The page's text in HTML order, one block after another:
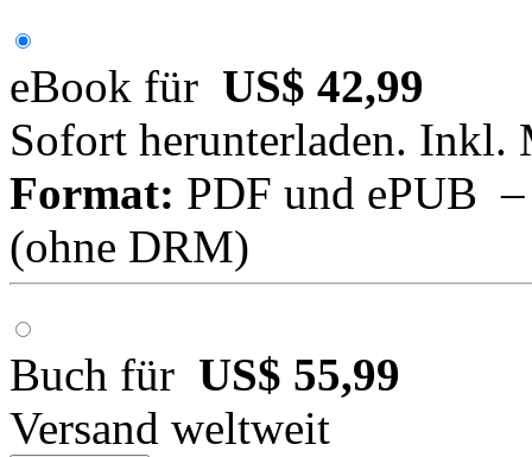
eBook für US$ 42,99
Sofort herunterladen. Inkl.
Format: PDF und ePUB
(ohne DRM)
Buch für US$ 55,99
Versand weltweit